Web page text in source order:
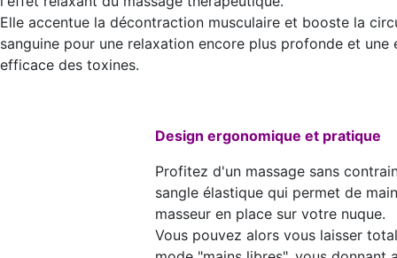
Elle accentue la décontraction musculaire et booste la
sanguine pour une relaxation encore plus profonde et une
efficace des toxines.
Design ergonomique et pratique
Profitez d'un massage sans
sangle élastique qui permet de
masseur en place sur votre nuque.
Vous pouvez alors vous laisser